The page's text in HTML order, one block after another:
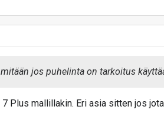
jos puhelinta on tarkoitus
Plus mallillakin. Eri asia sitten jos